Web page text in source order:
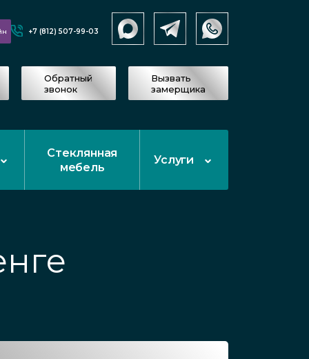
+7 (812) 507-99-03
Обратный
звонок
Вызвать
замерщика
Стеклянная
мебель
Услуги